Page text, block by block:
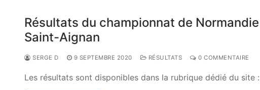
Résultats du championnat de
Saint-Aignan
SERGE D 9 SEPTEMBRE 2020 RÉSULTATS 0 COMMENTAIRE
Les résultats sont disponibles dans la rubrique dédié du site :